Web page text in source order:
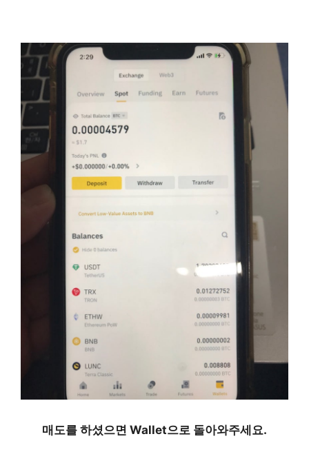
매도를 하셨으면 Wallet으로 돌아와주세요.